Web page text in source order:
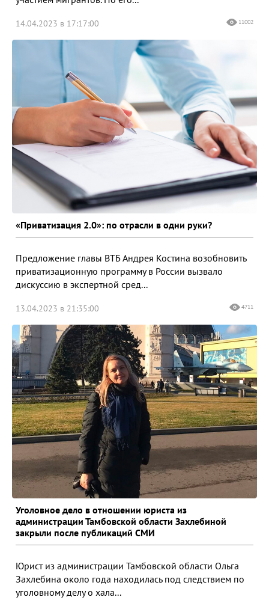
14.04.2023 в 17:17:00 11002
«Приватизация 2.0»: по отрасли в одни руки?
Предложение главы ВТБ Андрея Костина возобновить
приватизационную программу в России вызвало
дискуссию в экспертной сред...
13.04.2023 в 21:35:00 4711
Уголовное дело в отношении юриста из
администрации Тамбовской области Захлебиной
закрыли после публикаций СМИ
Юрист из администрации Тамбовской области Ольга
Захлебина около года находилась под следствием по
уголовному делу о хала...